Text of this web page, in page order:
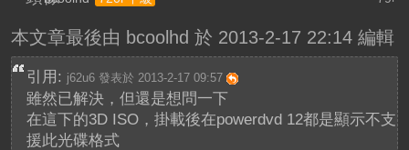
本文章最後由 bcoolhd 於 2013-2-17 22:14 編輯
引用: j62u6 發表於 2013-2-17 09:57
雖然已解決，但還是想問一下
在這下的3D ISO，掛載後在powerdvd 12都是顯示不支
援此光碟格式